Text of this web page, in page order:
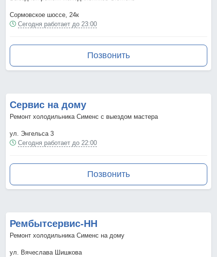
Сормовское шоссе, 24к
Сегодня работает до 23:00
Позвонить
Сервис на дому
Ремонт холодильника Сименс с выездом мастера
ул. Энгельса 3
Сегодня работает до 22:00
Позвонить
Рембытсервис-НН
Ремонт холодильника Сименс на дому
ул. Вячеслава Шишкова